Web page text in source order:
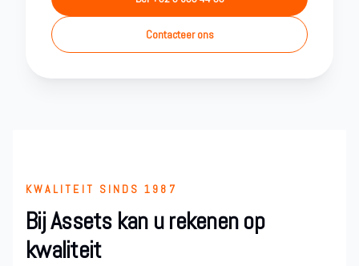
Contacteer ons
KWALITEIT SINDS 1987
Bij Assets kan u rekenen op
kwaliteit